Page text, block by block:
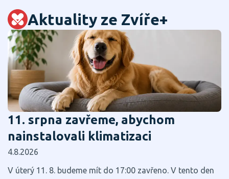
Aktuality ze Zvíře+
11. srpna zavřeme, abychom
nainstalovali klimatizaci
4.8.2026
V úterý 11. 8. budeme mít do 17:00 zavřeno. V tento den